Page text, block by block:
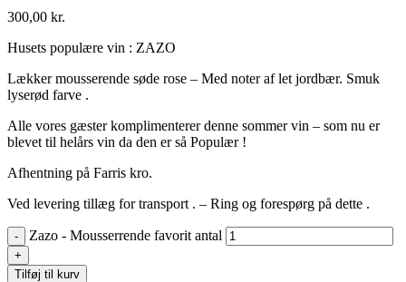
300,00 kr.
Husets populære vin : ZAZO
Lækker mousserende søde rose – Med noter af let jordbær. Smuk
lyserød farve .
Alle vores gæster komplimenterer denne sommer vin – som nu er
blevet til helårs vin da den er så Populær !
Afhentning på Farris kro.
Ved levering tillæg for transport . – Ring og forespørg på dette .
Zazo - Mousserrende favorit antal
Tilføj til kurv